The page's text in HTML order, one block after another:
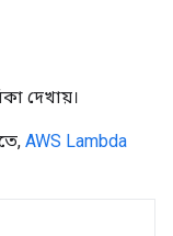
দেখায়।
AWS Lambda